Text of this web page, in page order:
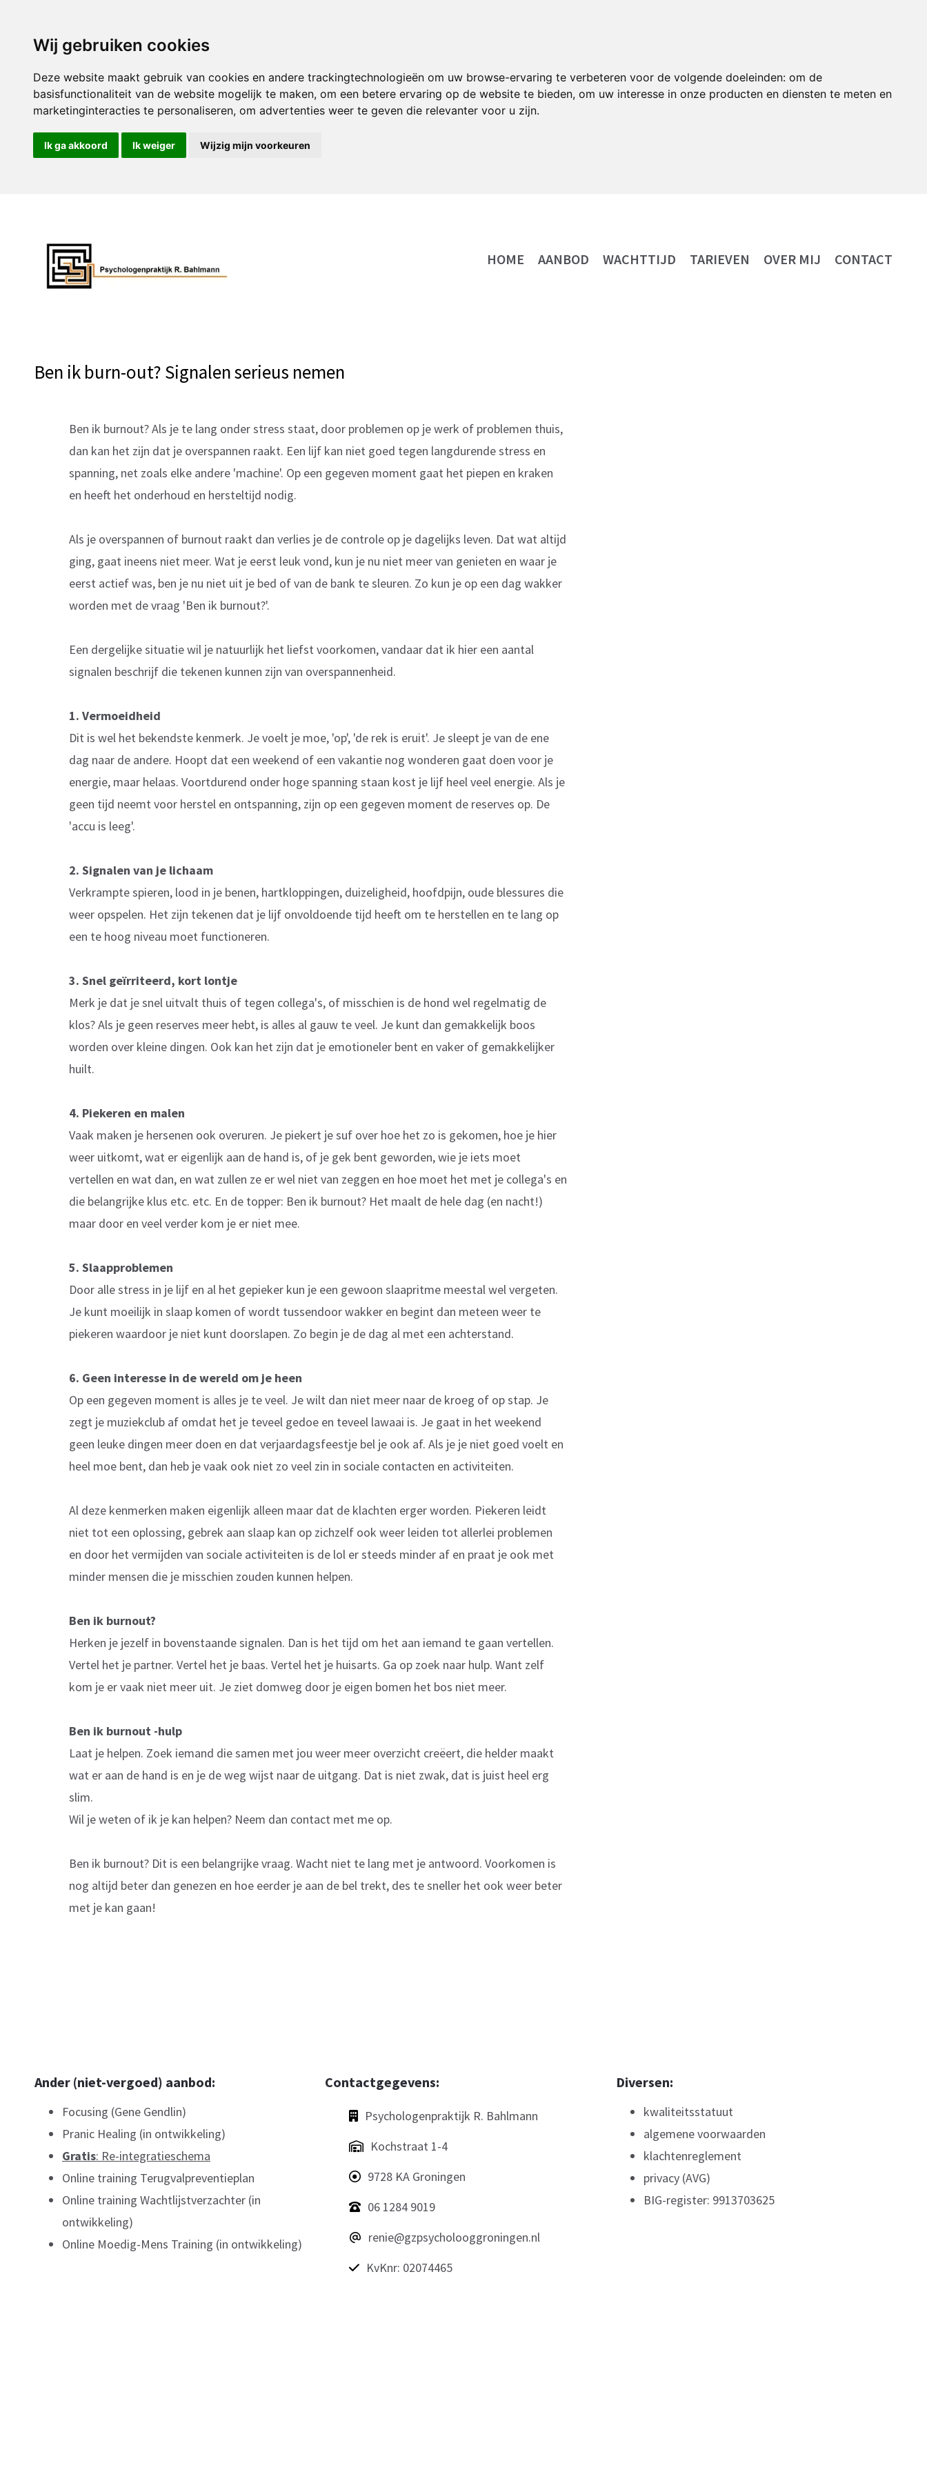
Wij gebruiken cookies
Deze website maakt gebruik van cookies en andere trackingtechnologieën om uw browse-ervaring te verbeteren voor de volgende doeleinden: om de
basisfunctionaliteit van de website mogelijk te maken, om een betere ervaring op de website te bieden, om uw interesse in onze producten en diensten te meten en
marketinginteracties te personaliseren, om advertenties weer te geven die relevanter voor u zijn.
Ik ga akkoord Ik weiger Wijzig mijn voorkeuren
HOME AANBOD WACHTTIJD TARIEVEN OVER MIJ CONTACT
Ben ik burn-out? Signalen serieus nemen
Ben ik burnout? Als je te lang onder stress staat, door problemen op je werk of problemen thuis,
dan kan het zijn dat je overspannen raakt. Een lijf kan niet goed tegen langdurende stress en
spanning, net zoals elke andere 'machine'. Op een gegeven moment gaat het piepen en kraken
en heeft het onderhoud en hersteltijd nodig.
Als je overspannen of burnout raakt dan verlies je de controle op je dagelijks leven. Dat wat altijd
ging, gaat ineens niet meer. Wat je eerst leuk vond, kun je nu niet meer van genieten en waar je
eerst actief was, ben je nu niet uit je bed of van de bank te sleuren. Zo kun je op een dag wakker
worden met de vraag 'Ben ik burnout?'.
Een dergelijke situatie wil je natuurlijk het liefst voorkomen, vandaar dat ik hier een aantal
signalen beschrijf die tekenen kunnen zijn van overspannenheid.
1. Vermoeidheid
Dit is wel het bekendste kenmerk. Je voelt je moe, 'op', 'de rek is eruit'. Je sleept je van de ene
dag naar de andere. Hoopt dat een weekend of een vakantie nog wonderen gaat doen voor je
energie, maar helaas. Voortdurend onder hoge spanning staan kost je lijf heel veel energie. Als je
geen tijd neemt voor herstel en ontspanning, zijn op een gegeven moment de reserves op. De
'accu is leeg'.
2. Signalen van je lichaam
Verkrampte spieren, lood in je benen, hartkloppingen, duizeligheid, hoofdpijn, oude blessures die
weer opspelen. Het zijn tekenen dat je lijf onvoldoende tijd heeft om te herstellen en te lang op
een te hoog niveau moet functioneren.
3. Snel geïrriteerd, kort lontje
Merk je dat je snel uitvalt thuis of tegen collega's, of misschien is de hond wel regelmatig de
klos? Als je geen reserves meer hebt, is alles al gauw te veel. Je kunt dan gemakkelijk boos
worden over kleine dingen. Ook kan het zijn dat je emotioneler bent en vaker of gemakkelijker
huilt.
4. Piekeren en malen
Vaak maken je hersenen ook overuren. Je piekert je suf over hoe het zo is gekomen, hoe je hier
weer uitkomt, wat er eigenlijk aan de hand is, of je gek bent geworden, wie je iets moet
vertellen en wat dan, en wat zullen ze er wel niet van zeggen en hoe moet het met je collega's en
die belangrijke klus etc. etc. En de topper: Ben ik burnout? Het maalt de hele dag (en nacht!)
maar door en veel verder kom je er niet mee.
5. Slaapproblemen
Door alle stress in je lijf en al het gepieker kun je een gewoon slaapritme meestal wel vergeten.
Je kunt moeilijk in slaap komen of wordt tussendoor wakker en begint dan meteen weer te
piekeren waardoor je niet kunt doorslapen. Zo begin je de dag al met een achterstand.
6. Geen interesse in de wereld om je heen
Op een gegeven moment is alles je te veel. Je wilt dan niet meer naar de kroeg of op stap. Je
zegt je muziekclub af omdat het je teveel gedoe en teveel lawaai is. Je gaat in het weekend
geen leuke dingen meer doen en dat verjaardagsfeestje bel je ook af. Als je je niet goed voelt en
heel moe bent, dan heb je vaak ook niet zo veel zin in sociale contacten en activiteiten.
Al deze kenmerken maken eigenlijk alleen maar dat de klachten erger worden. Piekeren leidt
niet tot een oplossing, gebrek aan slaap kan op zichzelf ook weer leiden tot allerlei problemen
en door het vermijden van sociale activiteiten is de lol er steeds minder af en praat je ook met
minder mensen die je misschien zouden kunnen helpen.
Ben ik burnout?
Herken je jezelf in bovenstaande signalen. Dan is het tijd om het aan iemand te gaan vertellen.
Vertel het je partner. Vertel het je baas. Vertel het je huisarts. Ga op zoek naar hulp. Want zelf
kom je er vaak niet meer uit. Je ziet domweg door je eigen bomen het bos niet meer.
Ben ik burnout -hulp
Laat je helpen. Zoek iemand die samen met jou weer meer overzicht creëert, die helder maakt
wat er aan de hand is en je de weg wijst naar de uitgang. Dat is niet zwak, dat is juist heel erg
slim.
Wil je weten of ik je kan helpen? Neem dan contact met me op.
Ben ik burnout? Dit is een belangrijke vraag. Wacht niet te lang met je antwoord. Voorkomen is
nog altijd beter dan genezen en hoe eerder je aan de bel trekt, des te sneller het ook weer beter
met je kan gaan!
Ander (niet-vergoed) aanbod:
Focusing (Gene Gendlin)
Pranic Healing (in ontwikkeling)
Gratis: Re-integratieschema
Online training Terugvalpreventieplan
Online training Wachtlijstverzachter (in
ontwikkeling)
Online Moedig-Mens Training (in ontwikkeling)
Contactgegevens:
Psychologenpraktijk R. Bahlmann
Kochstraat 1-4
9728 KA Groningen
06 1284 9019
renie@gzpsycholooggroningen.nl
KvKnr: 02074465
Diversen:
kwaliteitsstatuut
algemene voorwaarden
klachtenreglement
privacy (AVG)
BIG-register: 9913703625